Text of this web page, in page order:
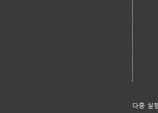
다중 실